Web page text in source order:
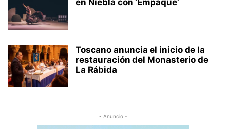
Toscano anuncia el inicio de la
restauración del Monasterio de
La Rábida
- Anuncio -